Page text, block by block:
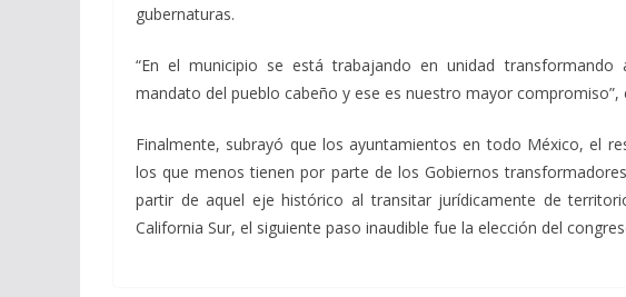
gubernaturas.
“En el municipio se está trabajando en unidad
mandato del pueblo cabeño y ese es nuestro mayor compromiso”,
Finalmente, subrayó que los ayuntamientos en todo México, el
los que menos tienen por parte de los Gobiernos
partir de aquel eje histórico al transitar jurídicamente de
California Sur, el siguiente paso inaudible fue la elección del